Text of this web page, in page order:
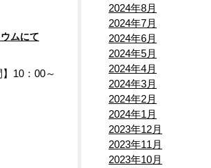
ムにて
10：00～
2024年8月
2024年7月
2024年6月
2024年5月
2024年4月
2024年3月
2024年2月
2024年1月
2023年12月
2023年11月
2023年10月